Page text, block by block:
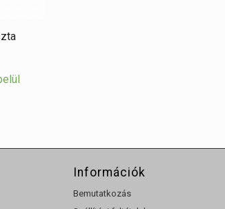
Információk
Bemutatkozás